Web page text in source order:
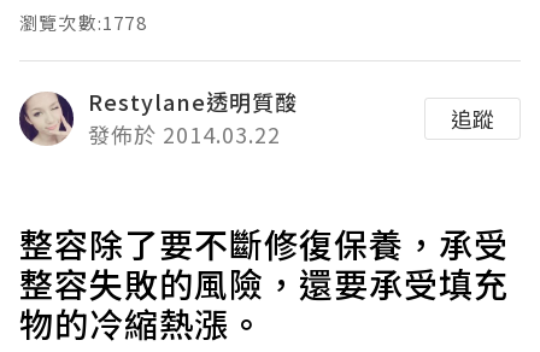
瀏覽次數:1778
Restylane透明質酸
發佈於 2014.03.22
追蹤
整容除了要不斷修復保養，承受
整容失敗的風險，還要承受填充
物的冷縮熱漲。